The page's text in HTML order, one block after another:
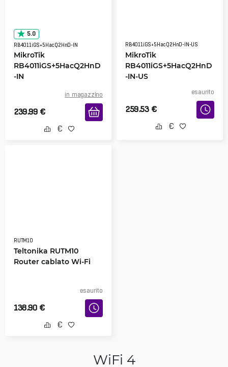
5.0
RB4011iGS+5HacQ2HnD-IN
MikroTik
RB4011iGS+5HacQ2HnD
-IN
in magazzino
239.99 €
RB4011iGS+5HacQ2HnD-IN-US
MikroTik
RB4011iGS+5HacQ2HnD
-IN-US
esaurito
259.53 €
RUTM10
Teltonika RUTM10
Router cablato Wi-Fi
esaurito
138.90 €
WiFi 4